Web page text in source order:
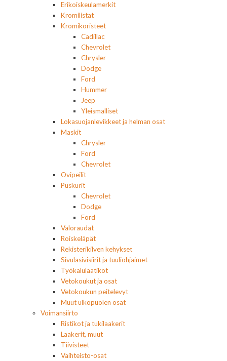
Erikoiskeulamerkit
Kromilistat
Kromikoristeet
Cadillac
Chevrolet
Chrysler
Dodge
Ford
Hummer
Jeep
Yleismalliset
Lokasuojanlevikkeet ja helman osat
Maskit
Chrysler
Ford
Chevrolet
Ovipeilit
Puskurit
Chevrolet
Dodge
Ford
Valoraudat
Roiskeläpät
Rekisterikilven kehykset
Sivulasivisiirit ja tuuliohjaimet
Työkalulaatikot
Vetokoukut ja osat
Vetokoukun peitelevyt
Muut ulkopuolen osat
Voimansiirto
Ristikot ja tukilaakerit
Laakerit, muut
Tiivisteet
Vaihteisto-osat